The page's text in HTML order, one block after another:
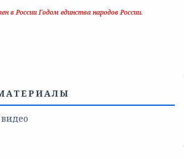
в России Годом единства народов России.
видео